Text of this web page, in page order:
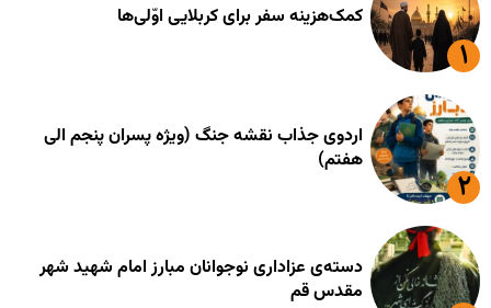
کمک‌هزینه سفر برای کربلایی اوّلی‌ها
اردوی جذاب نقشه جنگ (ویژه پسران پنجم الی
هفتم)
دسته‌ی عزاداری نوجوانان مبارز امام شهید شهر
مقدس قم